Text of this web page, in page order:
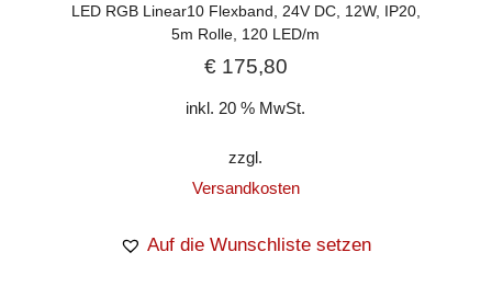
LED RGB Linear10 Flexband, 24V DC, 12W, IP20,
5m Rolle, 120 LED/m
€175,80
inkl. 20 % MwSt.
zzgl.
Versandkosten
Auf die Wunschliste setzen